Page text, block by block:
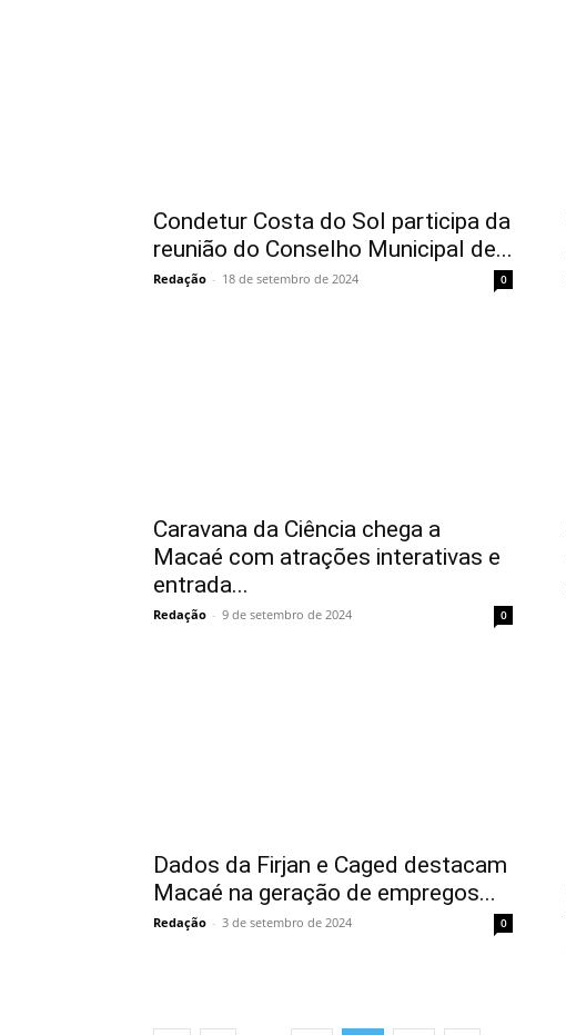
Condetur Costa do Sol participa da
reunião do Conselho Municipal de...
Redação - 18 de setembro de 2024 0
Caravana da Ciência chega a
Macaé com atrações interativas e
entrada...
Redação - 9 de setembro de 2024 0
Dados da Firjan e Caged destacam
Macaé na geração de empregos...
Redação - 3 de setembro de 2024 0